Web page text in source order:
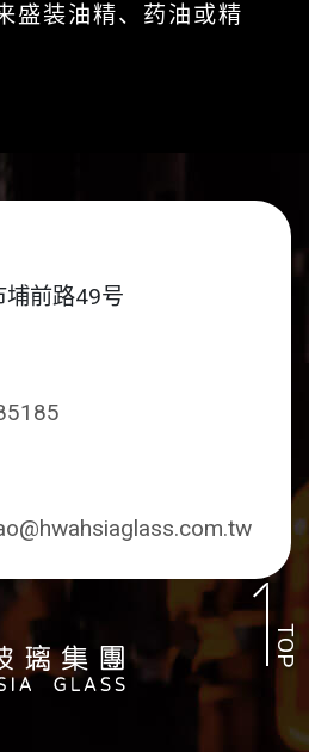
盛装油精、药油或精
TOP
埔前路49号